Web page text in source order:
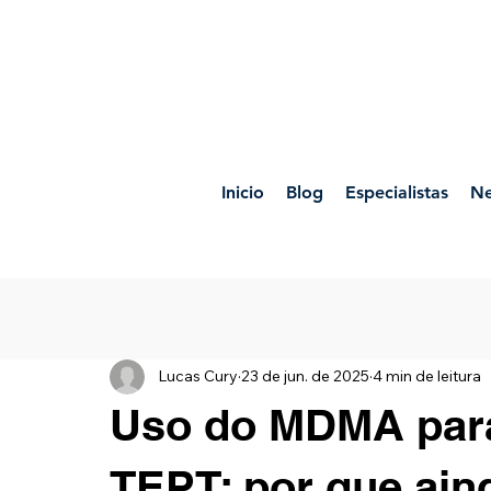
Inicio Blog Especialistas
Uso do MDMA
Lucas Cury 23 de jun. de 2025 4 min de leitura